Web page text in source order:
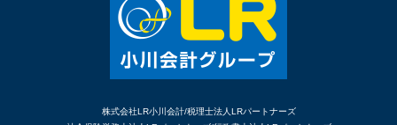
株式会社LR小川会計/税理士法人LRパートナーズ